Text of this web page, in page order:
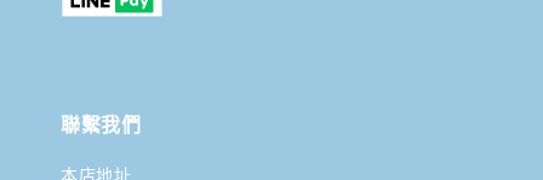
聯繫我們
本店地址